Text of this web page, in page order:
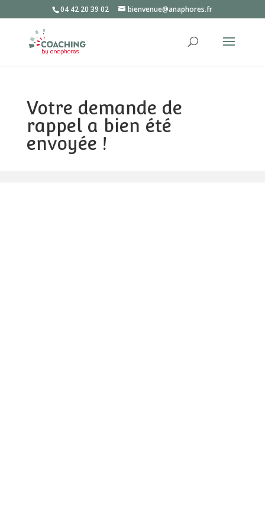
04 42 20 39 02 bienvenue@anaphores.fr
Votre demande de
rappel a bien été
envoyée !